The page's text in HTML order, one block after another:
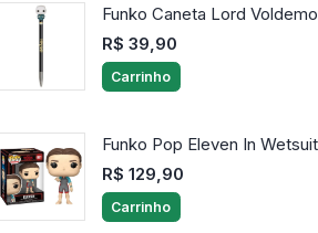
Funko Caneta Lord
R$ 39,90
Carrinho
Funko Pop Eleven In Wetsuit
R$ 129,90
Carrinho